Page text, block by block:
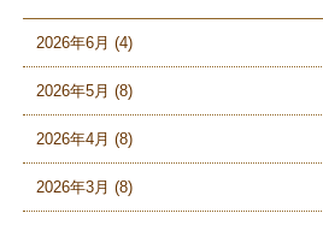
2026年6月 (4)
2026年5月 (8)
2026年4月 (8)
2026年3月 (8)